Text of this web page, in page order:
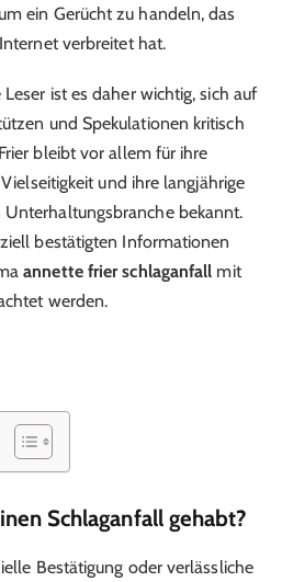
ein Gerücht zu handeln, das
verbreitet hat.
Leser ist es daher wichtig, sich auf
und Spekulationen kritisch
bleibt vor allem für ihre
und ihre langjährige
Unterhaltungsbranche bekannt.
bestätigten Informationen
annette frier schlaganfall mit
werden.
Schlaganfall gehabt?
Bestätigung oder verlässliche